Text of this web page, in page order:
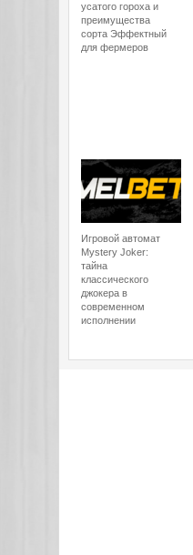
усатого гороха и
преимущества
сорта Эффектный
для фермеров
Игровой автомат
Mystery Joker:
тайна
классического
джокера в
современном
исполнении